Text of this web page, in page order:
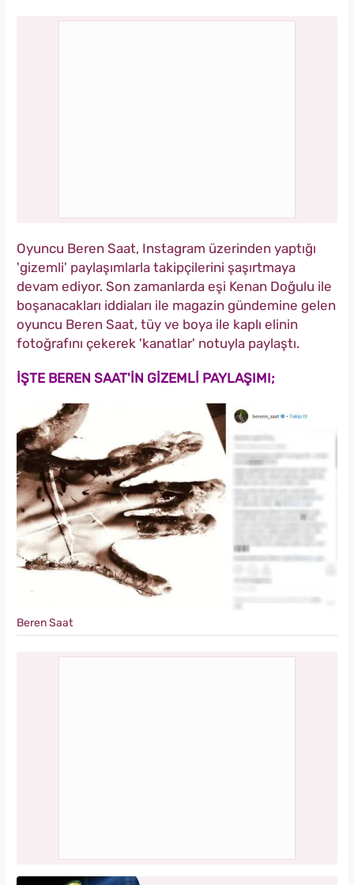
Oyuncu Beren Saat, Instagram üzerinden yaptığı
'gizemli' paylaşımlarla takipçilerini şaşırtmaya
devam ediyor. Son zamanlarda eşi Kenan Doğulu ile
boşanacakları iddiaları ile magazin gündemine gelen
oyuncu Beren Saat, tüy ve boya ile kaplı elinin
fotoğrafını çekerek 'kanatlar' notuyla paylaştı.
İŞTE BEREN SAAT'İN GİZEMLİ PAYLAŞIMI;
Beren Saat